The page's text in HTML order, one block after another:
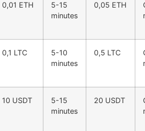
0,01 ETH
5-15
minutes
0,05 ETH
0,1 LTC
5-10
minutes
0,5 LTC
10 USDT
5-15
minutes
20 USDT